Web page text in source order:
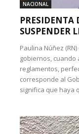
NACIONAL
PRESIDENTA
SUSPENDER
Paulina Núñez
gobiernos,
reglamentos,
corresponde al
significa que haya